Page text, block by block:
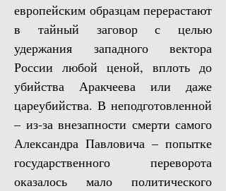
европейским образцам перерастают
в тайный заговор с целью
удержания западного вектора
России любой ценой, вплоть до
убийства Аракчеева или даже
цареубийства. В неподготовленной
– из-за внезапности смерти самого
Александра Павловича – попытке
государственного переворота
оказалось мало политического